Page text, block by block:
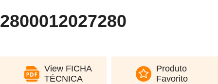
2800012027280
View FICHA
TÉCNICA
Produto
Favorito